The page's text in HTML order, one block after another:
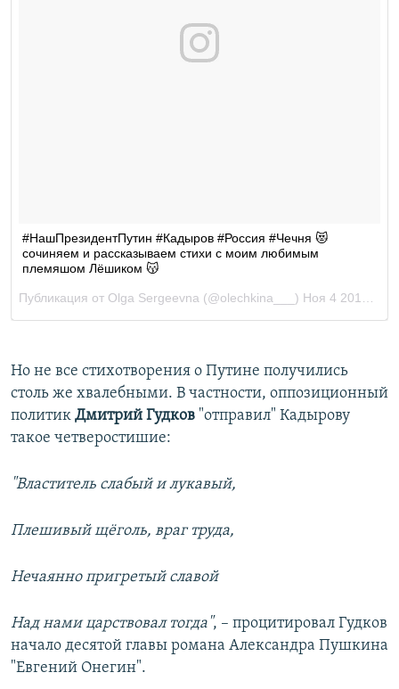
Но не все стихотворения о Путине получились
столь же хвалебными. В частности, оппозиционный
политик Дмитрий Гудков "отправил" Кадырову
такое четверостишие:
"Властитель слабый и лукавый,
Плешивый щёголь, враг труда,
Нечаянно пригретый славой
Над нами царствовал тогда", – процитировал Гудков
начало десятой главы романа Александра Пушкина
"Евгений Онегин".